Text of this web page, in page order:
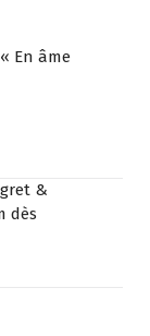
En âme
&
dès